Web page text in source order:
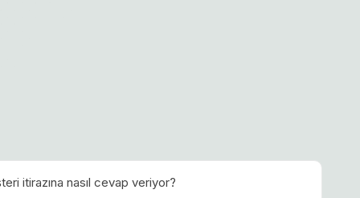
itirazına nasıl cevap veriyor?